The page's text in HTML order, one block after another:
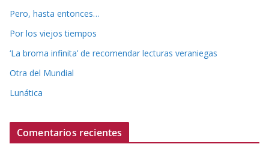
Pero, hasta entonces…
Por los viejos tiempos
‘La broma infinita’ de recomendar lecturas veraniegas
Otra del Mundial
Lunática
Comentarios recientes